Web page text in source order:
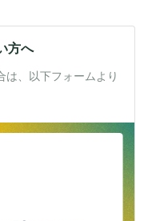
方へ
は、以下フォームより